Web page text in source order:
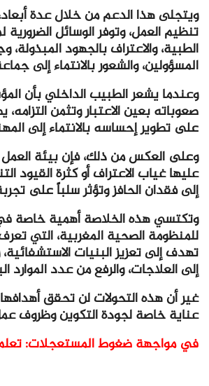
ويتجلى هذا الدعم من خلال عدة
تنظيم العمل، وتوفر الوسائل الضرورية
الطبية، والاعتراف بالجهود المبذولة،
المسؤولين، والشعور بالانتماء إلى
وعندما يشعر الطبيب الداخلي بأن
صعوباته بعين الاعتبار وتثمن التزامه،
على تطوير إحساسه بالانتماء إلى
وعلى العكس من ذلك، فإن بيئة
عليها غياب الاعتراف أو كثرة القيود
إلى فقدان الحافز وتؤثر سلباً على
وتكتسي هذه الخلاصة أهمية خاصة
للمنظومة الصحية المغربية، التي
تهدف إلى تعزيز البنيات
إلى العلاجات، والرفع من عدد الموارد
غير أن هذه التحولات لن تحقق
عناية خاصة لجودة التكوين وظروف
في مواجهة ضغوط المستعجلات: